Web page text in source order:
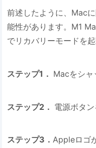
前述したように、Mac
能性があります。M1
でリカバリーモードを
ステップ1． Macをシャ
ステップ2． 電源ボタン
ステップ3．Appleロゴ